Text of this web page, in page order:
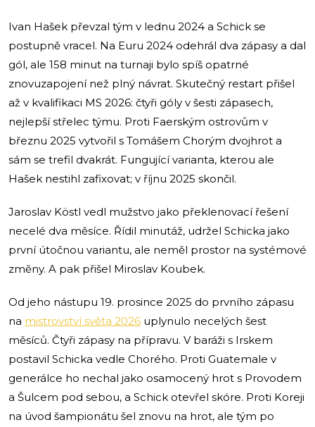
Ivan Hašek převzal tým v lednu 2024 a Schick se
postupně vracel. Na Euru 2024 odehrál dva zápasy a dal
gól, ale 158 minut na turnaji bylo spíš opatrné
znovuzapojení než plný návrat. Skutečný restart přišel
až v kvalifikaci MS 2026: čtyři góly v šesti zápasech,
nejlepší střelec týmu. Proti Faerským ostrovům v
březnu 2025 vytvořil s Tomášem Chorým dvojhrot a
sám se trefil dvakrát. Fungující varianta, kterou ale
Hašek nestihl zafixovat; v říjnu 2025 skončil.
Jaroslav Köstl vedl mužstvo jako překlenovací řešení
necelé dva měsíce. Řídil minutáž, udržel Schicka jako
první útočnou variantu, ale neměl prostor na systémové
změny. A pak přišel Miroslav Koubek.
Od jeho nástupu 19. prosince 2025 do prvního zápasu
na mistrovství světa 2026 uplynulo necelých šest
měsíců. Čtyři zápasy na přípravu. V baráži s Irskem
postavil Schicka vedle Chorého. Proti Guatemale v
generálce ho nechal jako osamocený hrot s Provodem
a Šulcem pod sebou, a Schick otevřel skóre. Proti Koreji
na úvod šampionátu šel znovu na hrot, ale tým po